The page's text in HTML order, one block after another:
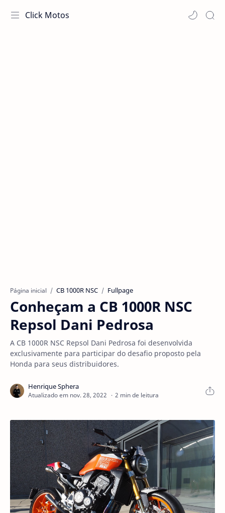
Click Motos
Página inicial CB 1000R NSC Fullpage
Conheçam a CB 1000R NSC
Repsol Dani Pedrosa
A CB 1000R NSC Repsol Dani Pedrosa foi desenvolvida
exclusivamente para participar do desafio proposto pela
Honda para seus distribuidores.
2 min de leitura